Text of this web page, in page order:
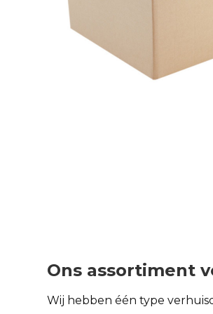
Ons assortiment
Wij hebben één type